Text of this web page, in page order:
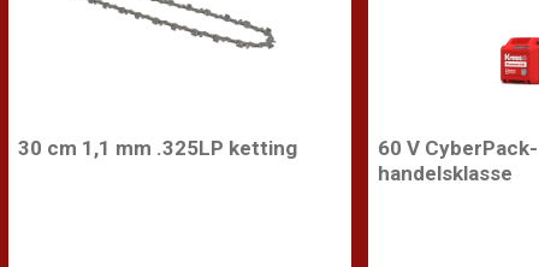
30 cm 1,1 mm .325LP ketting
60 V
handelsklasse